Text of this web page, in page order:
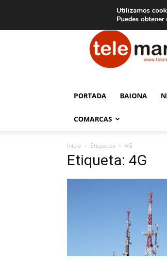
Aviso legal
PORTADA BAIONA
COMARCAS
Inicio Etiquetas 4G
Etiqueta: 4G
Utilizamos
Puedes